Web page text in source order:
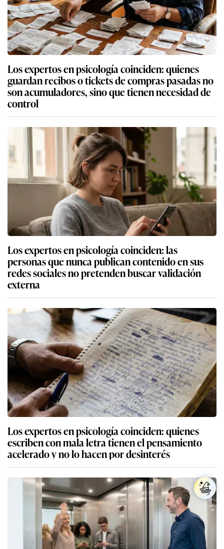
Los expertos en psicología coinciden: quienes
guardan recibos o tickets de compras pasadas no
son acumuladores, sino que tienen necesidad de
control
Los expertos en psicología coinciden: las
personas que nunca publican contenido en sus
redes sociales no pretenden buscar validación
externa
Los expertos en psicología coinciden: quienes
escriben con mala letra tienen el pensamiento
acelerado y no lo hacen por desinterés